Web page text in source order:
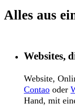
Alles aus
Websites,
Website,
Contao oder
Hand, mit